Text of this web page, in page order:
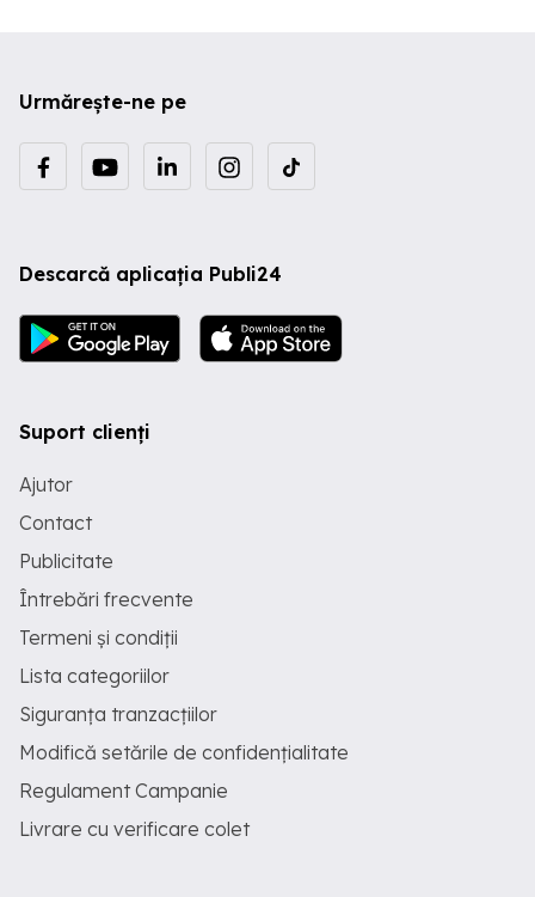
Urmărește-ne pe
Descarcă aplicația Publi24
Suport clienți
Ajutor
Contact
Publicitate
Întrebări frecvente
Termeni și condiții
Lista categoriilor
Siguranța tranzacțiilor
Modifică setările de confidențialitate
Regulament Campanie
Livrare cu verificare colet